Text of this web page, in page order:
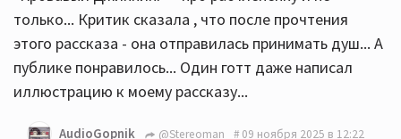
только... Критик сказала , что после прочтения
этого рассказа - она отправилась принимать душ... А
публике понравилось... Один готт даже написал
иллюстрацию к моему рассказу...
AudioGopnik @Stereoman 09 ноября 2025 в 12:22